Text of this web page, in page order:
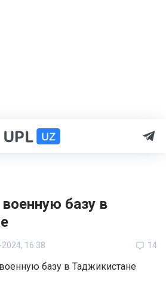
базу в
16:38 14